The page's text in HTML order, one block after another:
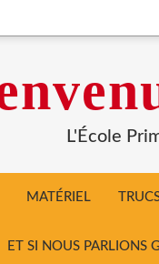
L'École
MATÉRIEL
ET SI NOUS PARLIONS